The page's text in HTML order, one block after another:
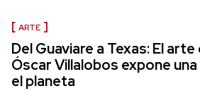
ARTE
Del Guaviare a Texas: El
Óscar Villalobos expone
el planeta